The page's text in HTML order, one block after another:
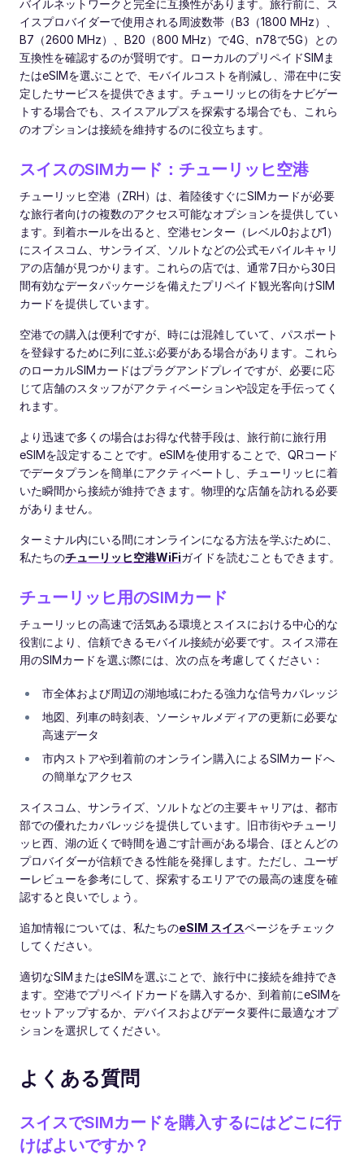
バイルネットワークと完全に互換性があります。旅行前に、ス
イスプロバイダーで使用される周波数帯（B3（1800 MHz）、
B7（2600 MHz）、B20（800 MHz）で4G、n78で5G）との
互換性を確認するのが賢明です。ローカルのプリペイドSIMま
たはeSIMを選ぶことで、モバイルコストを削減し、滞在中に安
定したサービスを提供できます。チューリッヒの街をナビゲー
トする場合でも、スイスアルプスを探索する場合でも、これら
のオプションは接続を維持するのに役立ちます。
スイスのSIMカード：チューリッヒ空港
チューリッヒ空港（ZRH）は、着陸後すぐにSIMカードが必要
な旅行者向けの複数のアクセス可能なオプションを提供してい
ます。到着ホールを出ると、空港センター（レベル0および1）
にスイスコム、サンライズ、ソルトなどの公式モバイルキャリ
アの店舗が見つかります。これらの店では、通常7日から30日
間有効なデータパッケージを備えたプリペイド観光客向けSIM
カードを提供しています。
空港での購入は便利ですが、時には混雑していて、パスポート
を登録するために列に並ぶ必要がある場合があります。これら
のローカルSIMカードはプラグアンドプレイですが、必要に応
じて店舗のスタッフがアクティベーションや設定を手伝ってく
れます。
より迅速で多くの場合はお得な代替手段は、旅行前に旅行用
eSIMを設定することです。eSIMを使用することで、QRコード
でデータプランを簡単にアクティベートし、チューリッヒに着
いた瞬間から接続が維持できます。物理的な店舗を訪れる必要
がありません。
ターミナル内にいる間にオンラインになる方法を学ぶために、
私たちのチューリッヒ空港WiFiガイドを読むこともできます。
チューリッヒ用のSIMカード
チューリッヒの高速で活気ある環境とスイスにおける中心的な
役割により、信頼できるモバイル接続が必要です。スイス滞在
用のSIMカードを選ぶ際には、次の点を考慮してください：
市全体および周辺の湖地域にわたる強力な信号カバレッジ
地図、列車の時刻表、ソーシャルメディアの更新に必要な
高速データ
市内ストアや到着前のオンライン購入によるSIMカードへ
の簡単なアクセス
スイスコム、サンライズ、ソルトなどの主要キャリアは、都市
部での優れたカバレッジを提供しています。旧市街やチューリ
ッヒ西、湖の近くで時間を過ごす計画がある場合、ほとんどの
プロバイダーが信頼できる性能を発揮します。ただし、ユーザ
ーレビューを参考にして、探索するエリアでの最高の速度を確
認すると良いでしょう。
追加情報については、私たちのeSIM スイスページをチェック
してください。
適切なSIMまたはeSIMを選ぶことで、旅行中に接続を維持でき
ます。空港でプリペイドカードを購入するか、到着前にeSIMを
セットアップするか、デバイスおよびデータ要件に最適なオプ
ションを選択してください。
よくある質問
スイスでSIMカードを購入するにはどこに行
けばよいですか？